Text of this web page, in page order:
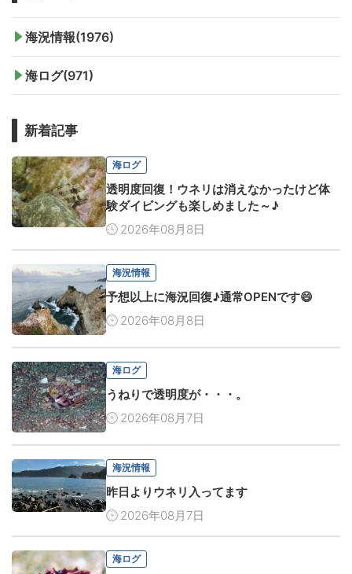
海況情報(1976)
海ログ(971)
新着記事
海ログ
透明度回復！ウネリは消えなかったけど体
験ダイビングも楽しめました～♪
2026年08月8日
海況情報
予想以上に海況回復♪通常OPENです😄
2026年08月8日
海ログ
うねりで透明度が・・・。
2026年08月7日
海況情報
昨日よりウネリ入ってます
2026年08月7日
海ログ